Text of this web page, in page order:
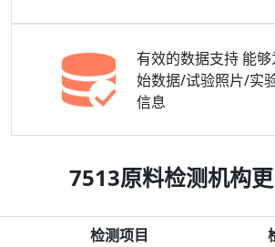
有效的数据支持 能
始数据/试验照片/实
信息
7513原料检测机构
检测项目